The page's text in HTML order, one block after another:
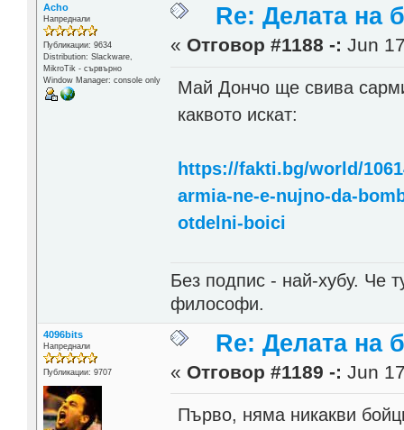
Acho
Напреднали
Публикации: 9634
Distribution: Slackware,
MikroTik - сървърно
Window Manager: console only
Re: Делата на
« Отговор #1188 -: Jun
Май Дончо ще свива
каквото искат:
https://fakti.bg/world/
armia-ne-e-nujno-da-
otdelni-boici
Без подпис - най-хубу. Че
философи.
4096bits
Напреднали
Публикации: 9707
Re: Делата на
« Отговор #1189 -: Jun
Първо, няма никакви